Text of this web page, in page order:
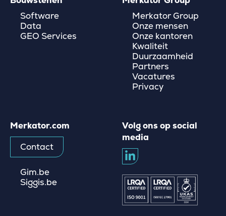
Volg ons op social
media
Software
Data
GEO Services
Merkator Group
Onze mensen
Onze kantoren
Kwaliteit
Duurzaamheid
Partners
Vacatures
Privacy
Merkator.com
Contact
Gim.be
Siggis.be